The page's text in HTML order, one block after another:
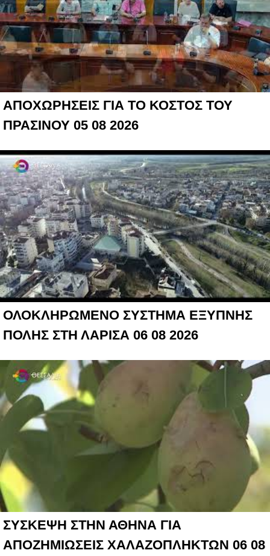
ΑΠΟΧΩΡΗΣΕΙΣ ΓΙΑ ΤΟ ΚΟΣΤΟΣ ΤΟΥ
ΠΡΑΣΙΝΟΥ 05 08 2026
ΟΛΟΚΛΗΡΩΜΕΝΟ ΣΥΣΤΗΜΑ ΕΞΥΠΝΗΣ
ΠΟΛΗΣ ΣΤΗ ΛΑΡΙΣΑ 06 08 2026
ΣΥΣΚΕΨΗ ΣΤΗΝ ΑΘΗΝΑ ΓΙΑ
ΑΠΟΖΗΜΙΩΣΕΙΣ ΧΑΛΑΖΟΠΛΗΚΤΩΝ 06 08